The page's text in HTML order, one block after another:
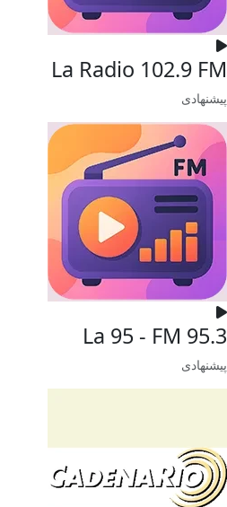
La Radio 102.9 FM
پیشنهادی
La 95 - FM 95.3
پیشنهادی